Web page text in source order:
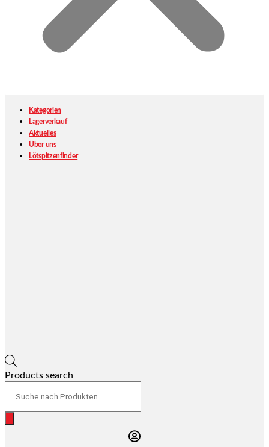
Kategorien
Lagerverkauf
Aktuelles
Über uns
Lötspitzenfinder
Products search